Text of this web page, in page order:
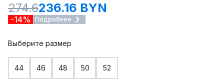
274.6236.16 BYN
-14% Подробнее
Выберите размер
44 46 48 50 52